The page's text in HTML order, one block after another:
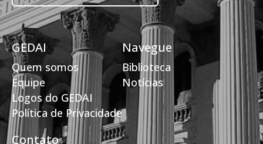
GEDAI
Quem somos
Equipe
Logos do GEDAI
Política de Privacidade
Navegue
Biblioteca
Notícias
Contato